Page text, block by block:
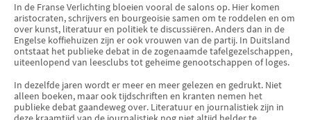
In de Franse Verlichting bloeien vooral de salons op. Hier komen
aristocraten, schrijvers en bourgeoisie samen om te roddelen en om
over kunst, literatuur en politiek te discussiëren. Anders dan in de
Engelse koffiehuizen zijn er ook vrouwen van de partij. In Duitsland
ontstaat het publieke debat in de zogenaamde tafelgezelschappen,
uiteenlopend van leesclubs tot geheime genootschappen of loges.
In dezelfde jaren wordt er meer en meer gelezen en gedrukt. Niet
alleen boeken, maar ook tijdschriften en kranten nemen het
publieke debat gaandeweg over. Literatuur en journalistiek zijn in